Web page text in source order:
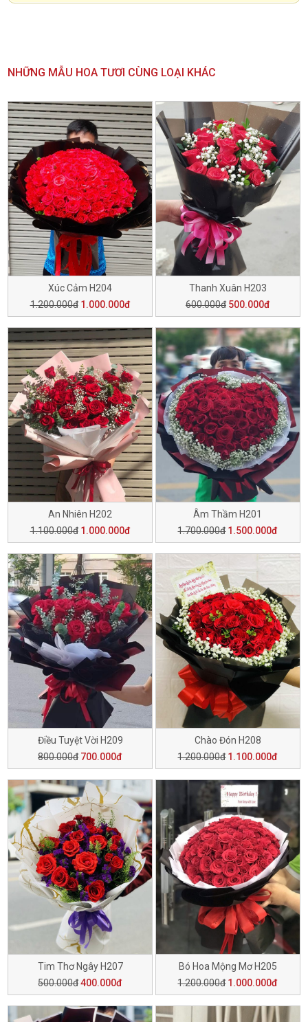
NHỮNG MẪU HOA TƯƠI CÙNG LOẠI KHÁC
Xúc Cảm H204
1.200.000đ 1.000.000đ
Thanh Xuân H203
600.000đ 500.000đ
An Nhiên H202
1.100.000đ 1.000.000đ
Âm Thầm H201
1.700.000đ 1.500.000đ
Điều Tuyệt Vời H209
800.000đ 700.000đ
Chào Đón H208
1.200.000đ 1.100.000đ
Tim Thơ Ngây H207
500.000đ400.000đ
Bó Hoa Mộng Mơ H205
1.200.000đ 1.000.000đ